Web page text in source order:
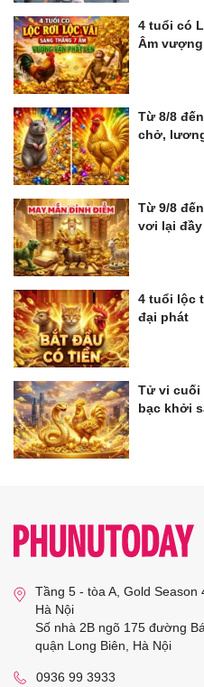
4 tuổi có
Âm
Từ 8/8
chở,
Từ 9/8
vơi lại đầy
4 tuổi lộc
đại phát
Tử vi cuối
bạc khởi
Tầng 5 - tòa A, Gold Season
Hà Nội
Số nhà 2B ngõ 175 đường
quận Long Biên, Hà Nội
0936 99 3933